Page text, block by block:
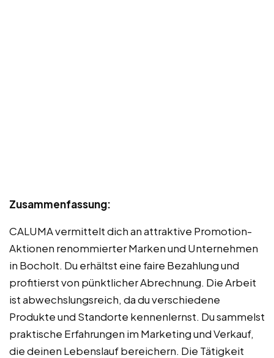
Zusammenfassung:
CALUMA vermittelt dich an attraktive Promotion-
Aktionen renommierter Marken und Unternehmen
in Bocholt. Du erhältst eine faire Bezahlung und
profitierst von pünktlicher Abrechnung. Die Arbeit
ist abwechslungsreich, da du verschiedene
Produkte und Standorte kennenlernst. Du sammelst
praktische Erfahrungen im Marketing und Verkauf,
die deinen Lebenslauf bereichern. Die Tätigkeit